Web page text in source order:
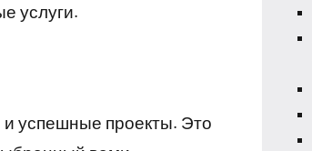
услуги.
успешные проекты. Это